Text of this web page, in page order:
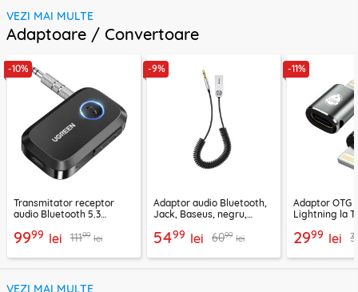
VEZI MAI MULTE
Adaptoare / Convertoare
-10%
Transmitator receptor
audio Bluetooth 5.3
9999 lei 11199 lei
-9%
Adaptor audio Bluetooth,
Jack, Baseus, negru,
5499 lei 6099 lei
-11%
Adaptor OTG
Lightning la
2999 lei
VEZI MAI MULTE